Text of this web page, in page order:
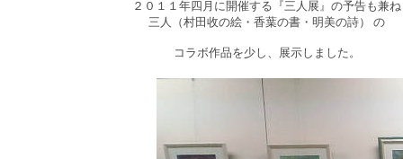
２０１１年四月に開催する『三人展』の予告も兼ね
三人（村田收の絵・香葉の書・明美の詩） の
コラボ作品を少し、展示しました。